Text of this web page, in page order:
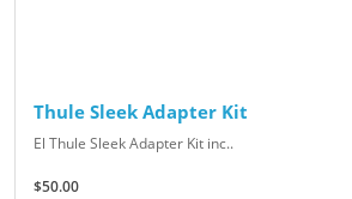
Thule Sleek Adapter Kit
El Thule Sleek Adapter Kit inc..
$50.00